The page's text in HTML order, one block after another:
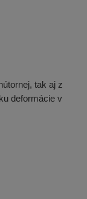
tak aj z
deformácie v